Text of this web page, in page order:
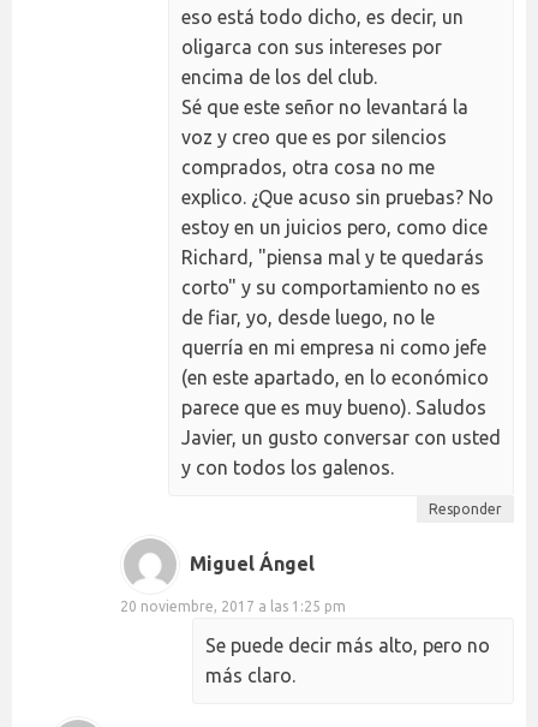
eso está todo dicho, es decir, un
oligarca con sus intereses por
encima de los del club.
Sé que este señor no levantará la
voz y creo que es por silencios
comprados, otra cosa no me
explico. ¿Que acuso sin pruebas? No
estoy en un juicios pero, como dice
Richard, "piensa mal y te quedarás
corto" y su comportamiento no es
de fiar, yo, desde luego, no le
querría en mi empresa ni como jefe
(en este apartado, en lo económico
parece que es muy bueno). Saludos
Javier, un gusto conversar con usted
y con todos los galenos.
Responder
Miguel Ángel
20 noviembre, 2017 a las 1:25 pm
Se puede decir más alto, pero no
más claro.